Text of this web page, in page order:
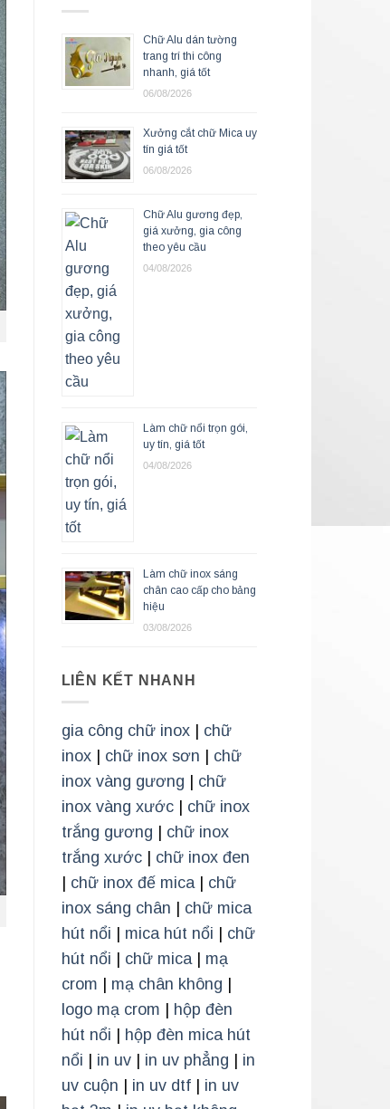
Chữ Alu dán tường
trang trí thi công
nhanh, giá tốt
06/08/2026
Xưởng cắt chữ Mica uy
tín giá tốt
06/08/2026
Chữ Alu gương đẹp,
giá xưởng, gia công
theo yêu cầu
04/08/2026
Làm chữ nổi trọn gói,
uy tín, giá tốt
04/08/2026
Làm chữ inox sáng
chân cao cấp cho bảng
hiệu
03/08/2026
LIÊN KẾT NHANH
gia công chữ inox| chữ
inox| chữ inox sơn
chữ
inox vàng gương
chữ
inox vàng xước| chữ inox
trắng gương
chữ inox
trắng xước| chữ inox đen
chữ inox đế mica| chữ
inox sáng chân
chữ mica
hút nổi
mica hút nổi
chữ
hút nổi
chữ mica| mạ
crom
mạ chân không
logo mạ crom
hộp đèn
hút nổi
hộp đèn mica hút
nổi
in uv| in uv phẳng
in
uv cuộn
in uv dtf| in uv